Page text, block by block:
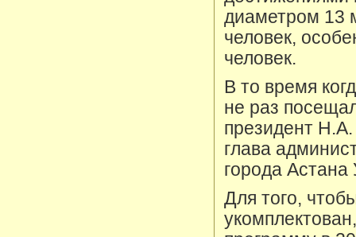
диаметром 13
человек,
человек.
В то время
не раз
президент
глава
города
Для того,